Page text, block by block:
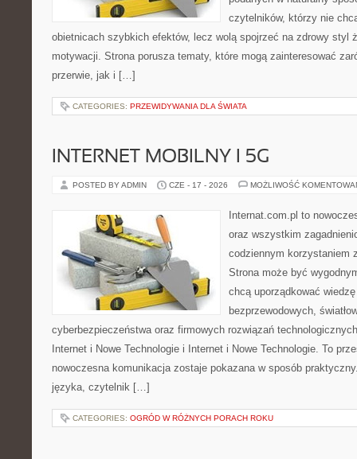
czytelników, którzy nie
obietnicach szybkich efektów, lecz wolą spojrzeć na zdrowy styl
motywacji. Strona porusza tematy, które mogą zainteresować
przerwie, jak i […]
CATEGORIES: PRZEWIDYWANIA DLA ŚWIATA
INTERNET MOBILNY I 5G
POSTED BY ADMIN CZE - 17 - 2026 MOŻLIWOŚĆ
Internat.com.pl to
oraz wszystkim
codziennym korzystaniem
Strona może być
chcą uporządkować
bezprzewodowych,
cyberbezpieczeństwa oraz firmowych rozwiązań
Internet i Nowe Technologie i Internet i Nowe Technologie. To
nowoczesna komunikacja zostaje pokazana w sposób
języka, czytelnik […]
CATEGORIES: OGRÓD W RÓŻNYCH PORACH ROKU